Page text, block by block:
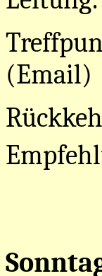
(Email)